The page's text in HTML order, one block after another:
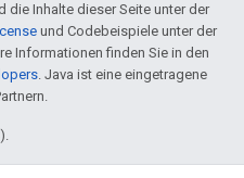
die Inhalte dieser Seite unter der
und Codebeispiele unter der
Informationen finden Sie in den
. Java ist eine eingetragene